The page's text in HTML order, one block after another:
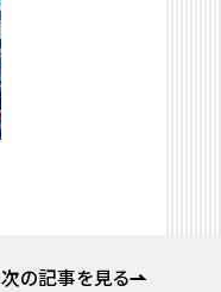
次の記事を見る